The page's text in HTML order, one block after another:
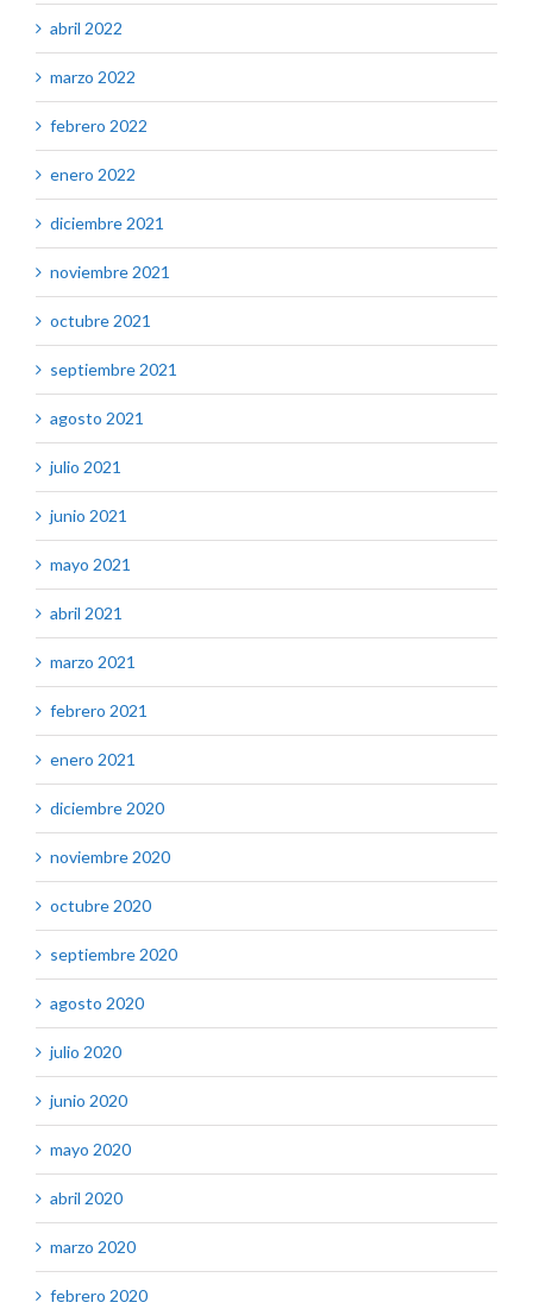
abril 2022
marzo 2022
febrero 2022
enero 2022
diciembre 2021
noviembre 2021
octubre 2021
septiembre 2021
agosto 2021
julio 2021
junio 2021
mayo 2021
abril 2021
marzo 2021
febrero 2021
enero 2021
diciembre 2020
noviembre 2020
octubre 2020
septiembre 2020
agosto 2020
julio 2020
junio 2020
mayo 2020
abril 2020
marzo 2020
febrero 2020